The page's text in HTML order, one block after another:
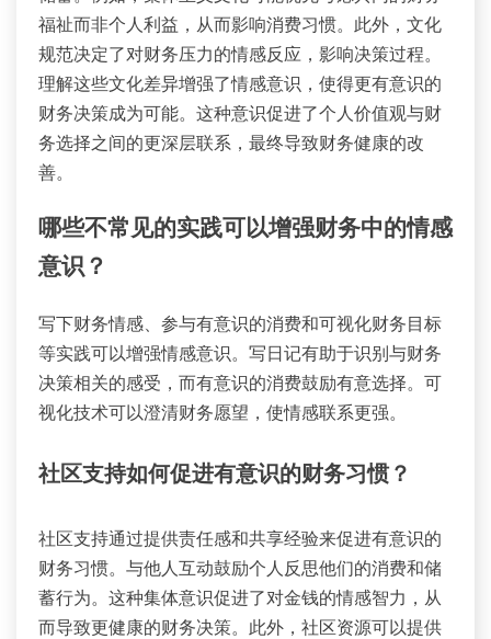
福祉而非个人利益，从而影响消费习惯。此外，文化
规范决定了对财务压力的情感反应，影响决策过程。
理解这些文化差异增强了情感意识，使得更有意识的
财务决策成为可能。这种意识促进了个人价值观与财
务选择之间的更深层联系，最终导致财务健康的改
善。
哪些不常见的实践可以增强财务中的情感
意识？
写下财务情感、参与有意识的消费和可视化财务目标
等实践可以增强情感意识。写日记有助于识别与财务
决策相关的感受，而有意识的消费鼓励有意选择。可
视化技术可以澄清财务愿望，使情感联系更强。
社区支持如何促进有意识的财务习惯？
社区支持通过提供责任感和共享经验来促进有意识的
财务习惯。与他人互动鼓励个人反思他们的消费和储
蓄行为。这种集体意识促进了对金钱的情感智力，从
而导致更健康的财务决策。此外，社区资源可以提供